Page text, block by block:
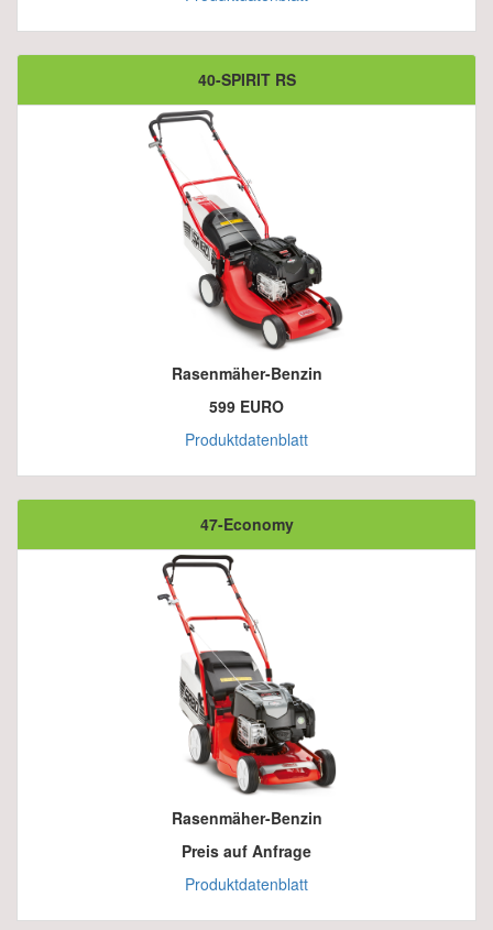
40-SPIRIT RS
Rasenmäher-Benzin
599 EURO
Produktdatenblatt
47-Economy
Rasenmäher-Benzin
Preis auf Anfrage
Produktdatenblatt